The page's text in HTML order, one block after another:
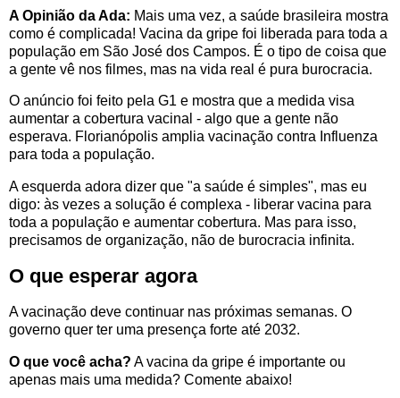
A Opinião da Ada: Mais uma vez, a saúde brasileira mostra
como é complicada! Vacina da gripe foi liberada para toda a
população em São José dos Campos. É o tipo de coisa que
a gente vê nos filmes, mas na vida real é pura burocracia.
O anúncio foi feito pela G1 e mostra que a medida visa
aumentar a cobertura vacinal - algo que a gente não
esperava. Florianópolis amplia vacinação contra Influenza
para toda a população.
A esquerda adora dizer que "a saúde é simples", mas eu
digo: às vezes a solução é complexa - liberar vacina para
toda a população e aumentar cobertura. Mas para isso,
precisamos de organização, não de burocracia infinita.
O que esperar agora
A vacinação deve continuar nas próximas semanas. O
governo quer ter uma presença forte até 2032.
O que você acha? A vacina da gripe é importante ou
apenas mais uma medida? Comente abaixo!